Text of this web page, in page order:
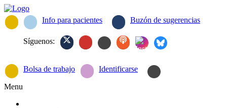
Info para pacientes Buzón de sugerencias
Síguenos:
Bolsa de trabajo Identificarse
Menu